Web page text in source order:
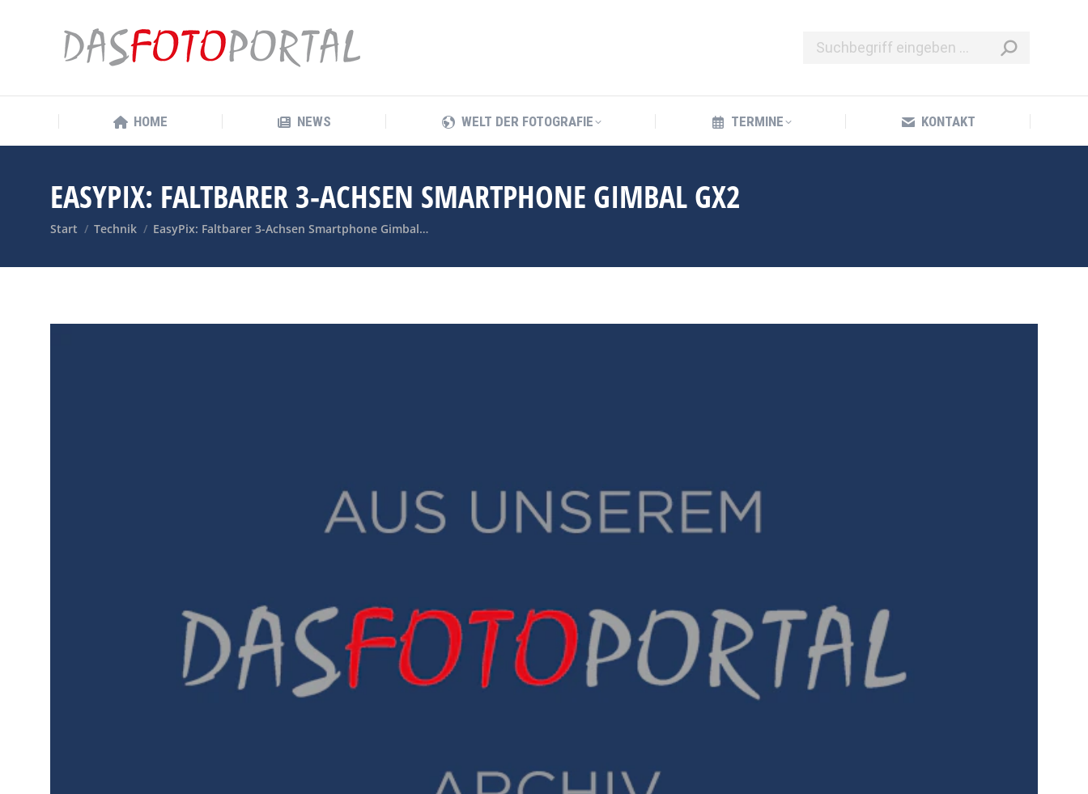
HOME NEWS WELT DER FOTOGRAFIE TERMINE KONTAKT
EASYPIX: FALTBARER 3-ACHSEN SMARTPHONE GIMBAL GX2
Sie befinden sich hier:
Start Technik EasyPix: Faltbarer 3-Achsen Smartphone Gimbal…
HOME NEWS